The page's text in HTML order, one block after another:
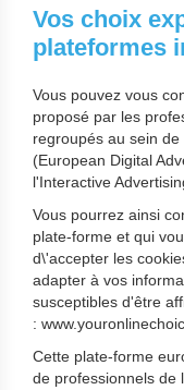
Vos choix
plateformes
Vous pouvez vous
proposé par les
regroupés au sein
(European Digital
l'Interactive
Vous pourrez ainsi
plate-forme et qui
d\'accepter les
adapter à vos
susceptibles d'être
:
Cette plate-forme
de professionnels de